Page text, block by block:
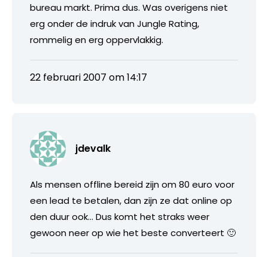
bureau markt. Prima dus. Was overigens niet
erg onder de indruk van Jungle Rating,
rommelig en erg oppervlakkig.
22 februari 2007 om 14:17
jdevalk
Als mensen offline bereid zijn om 80 euro voor
een lead te betalen, dan zijn ze dat online op
den duur ook… Dus komt het straks weer
gewoon neer op wie het beste converteert 🙂